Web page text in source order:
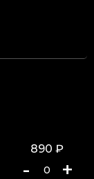
890 ₽
- 0 +